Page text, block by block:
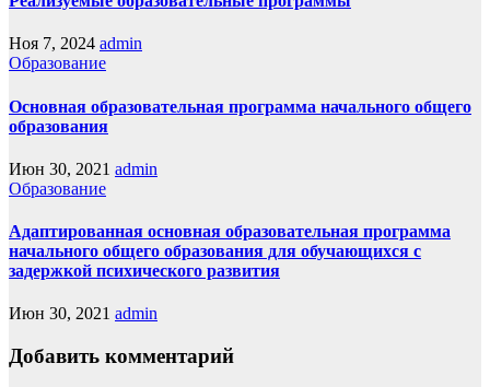
Ноя 7, 2024 admin
Образование
Основная образовательная программа начального общего
образования
Июн 30, 2021 admin
Образование
Адаптированная основная образовательная программа
начального общего образования для обучающихся с
задержкой психического развития
Июн 30, 2021 admin
Добавить комментарий